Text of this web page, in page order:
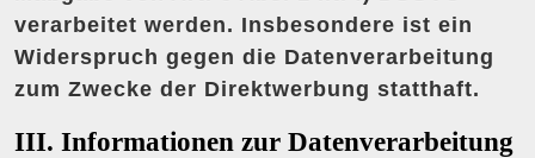
verarbeitet werden. Insbesondere ist ein
Widerspruch gegen die Datenverarbeitung
zum Zwecke der Direktwerbung statthaft.
III. Informationen zur Datenverarbeitung